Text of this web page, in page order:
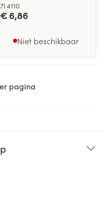
7l 4110
€ 6,86
Niet beschikbaar
pagina